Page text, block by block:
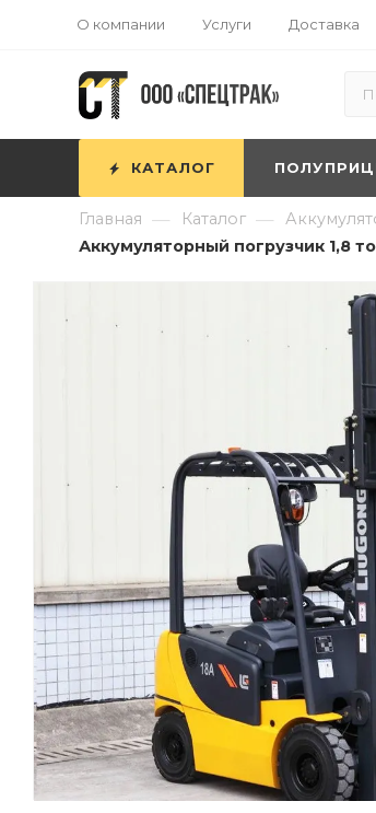
О компании Услуги Доставка
КАТАЛОГ
Главная — Каталог —
Аккумуляторный погрузчик 1,8